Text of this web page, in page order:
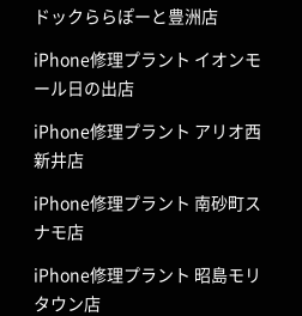
ドックららぽーと豊洲店
iPhone修理プラント イオンモ
ール日の出店
iPhone修理プラント アリオ西
新井店
iPhone修理プラント 南砂町ス
ナモ店
iPhone修理プラント 昭島モリ
タウン店